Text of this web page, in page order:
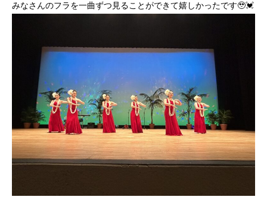
みなさんのフラを一曲ずつ見ることができて嬉しかったです🥹💓